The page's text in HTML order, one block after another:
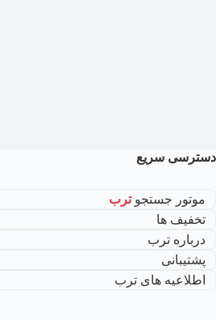
دسترسی سریع
موتور جستجوترب
تخفیف ها
درباره ترب
پشتیبانی
اطلاعیه های ترب